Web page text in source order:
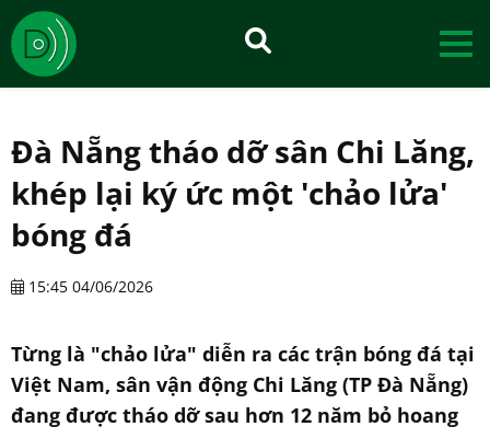
Đà Nẵng tháo dỡ sân Chi Lăng,
khép lại ký ức một 'chảo lửa'
bóng đá
15:45 04/06/2026
Từng là "chảo lửa" diễn ra các trận bóng đá tại
Việt Nam, sân vận động Chi Lăng (TP Đà Nẵng)
đang được tháo dỡ sau hơn 12 năm bỏ hoang